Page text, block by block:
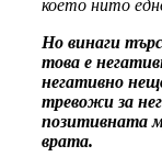
което нито
Но винаги
това е
негативно
тревожи за
позитивната
врата.